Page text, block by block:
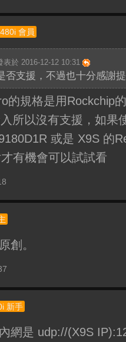
480i 會員
表於 2016-12-12 10:31
否支援，不過也十分感謝
的規格是用Rockchip
所以沒有支援，如果
或是 X9S 的
有機會可以試試看
創。
新手
網是 udp://(X9S